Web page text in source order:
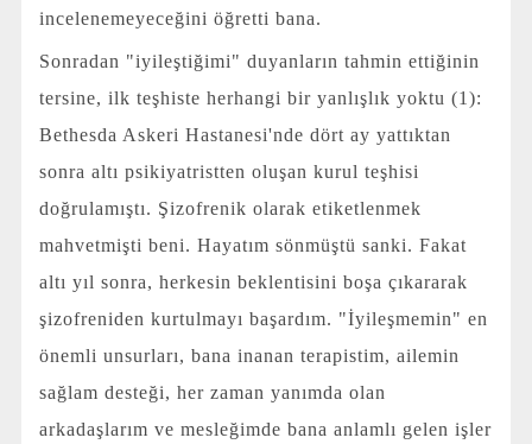
incelenemeyeceğini öğretti bana.
Sonradan "iyileştiğimi" duyanların tahmin ettiğinin
tersine, ilk teşhiste herhangi bir yanlışlık yoktu (1):
Bethesda Askeri Hastanesi'nde dört ay yattıktan
sonra altı psikiyatristten oluşan kurul teşhisi
doğrulamıştı. Şizofrenik olarak etiketlenmek
mahvetmişti beni. Hayatım sönmüştü sanki. Fakat
altı yıl sonra, herkesin beklentisini boşa çıkararak
şizofreniden kurtulmayı başardım. "İyileşmemin" en
önemli unsurları, bana inanan terapistim, ailemin
sağlam desteği, her zaman yanımda olan
arkadaşlarım ve mesleğimde bana anlamlı gelen işler